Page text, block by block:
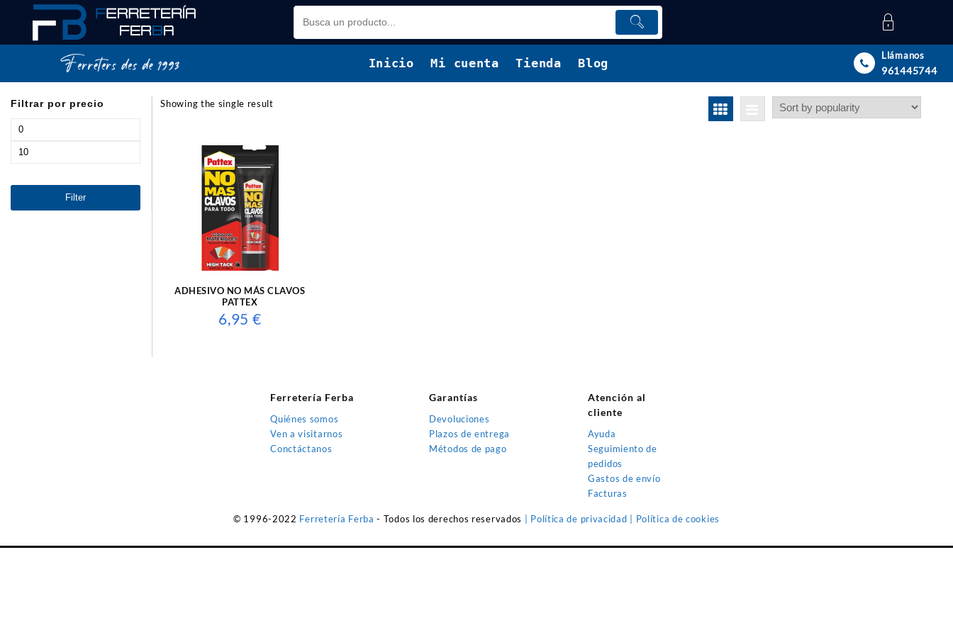
Inicio Mi cuenta Tienda Blog
Llámanos
961445744
Filtrar por precio
Min
Max
Filter
Showing the single result
ADHESIVO NO MÁS CLAVOS
PATTEX
6,95 €
Ferretería Ferba
Quiénes somos
Ven a visitarnos
Conctáctanos
Garantías
Devoluciones
Plazos de entrega
Métodos de pago
Atención al
cliente
Ayuda
Seguimiento de
pedidos
Gastos de envío
Facturas
© 1996-2022 Ferretería Ferba- Todos los derechos reservados | Política de privacidad | Política de cookies